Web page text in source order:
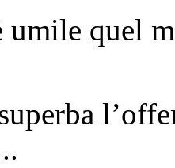
umile quel